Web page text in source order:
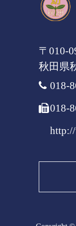
〒010-
秋田県
018-
018-